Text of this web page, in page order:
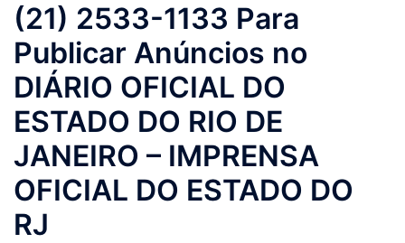
(21) 2533-1133 Para
Publicar Anúncios no
DIÁRIO OFICIAL DO
ESTADO DO RIO DE
JANEIRO – IMPRENSA
OFICIAL DO ESTADO DO
RJ